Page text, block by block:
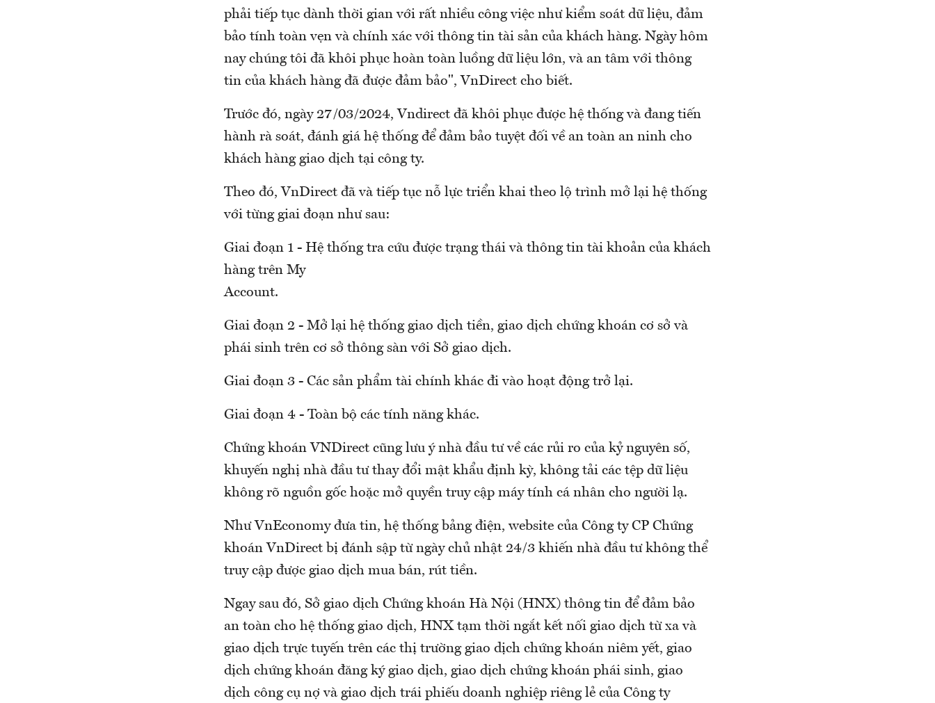
phải tiếp tục dành thời gian với rất nhiều công việc như kiểm soát dữ liệu, đảm
bảo tính toàn vẹn và chính xác với thông tin tài sản của khách hàng. Ngày hôm
nay chúng tôi đã khôi phục hoàn toàn luồng dữ liệu lớn, và an tâm với thông
tin của khách hàng đã được đảm bảo", VnDirect cho biết.
Trước đó, ngày 27/03/2024, Vndirect đã khôi phục được hệ thống và đang tiến
hành rà soát, đánh giá hệ thống để đảm bảo tuyệt đối về an toàn an ninh cho
khách hàng giao dịch tại công ty.
Theo đó, VnDirect đã và tiếp tục nỗ lực triển khai theo lộ trình mở lại hệ thống
với từng giai đoạn như sau:
Giai đoạn 1 - Hệ thống tra cứu được trạng thái và thông tin tài khoản của khách
hàng trên My
Account.
Giai đoạn 2 - Mở lại hệ thống giao dịch tiền, giao dịch chứng khoán cơ sở và
phái sinh trên cơ sở thông sàn với Sở giao dịch.
Giai đoạn 3 - Các sản phẩm tài chính khác đi vào hoạt động trở lại.
Giai đoạn 4 - Toàn bộ các tính năng khác.
Chứng khoán VNDirect cũng lưu ý nhà đầu tư về các rủi ro của kỷ nguyên số,
khuyến nghị nhà đầu tư thay đổi mật khẩu định kỳ, không tải các tệp dữ liệu
không rõ nguồn gốc hoặc mở quyền truy cập máy tính cá nhân cho người lạ.
Như VnEconomy đưa tin, hệ thống bảng điện, website của Công ty CP Chứng
khoán VnDirect bị đánh sập từ ngày chủ nhật 24/3 khiến nhà đầu tư không thể
truy cập được giao dịch mua bán, rút tiền.
Ngay sau đó, Sở giao dịch Chứng khoán Hà Nội (HNX) thông tin để đảm bảo
an toàn cho hệ thống giao dịch, HNX tạm thời ngắt kết nối giao dịch từ xa và
giao dịch trực tuyến trên các thị trường giao dịch chứng khoán niêm yết, giao
dịch chứng khoán đăng ký giao dịch, giao dịch chứng khoán phái sinh, giao
dịch công cụ nợ và giao dịch trái phiếu doanh nghiệp riêng lẻ của Công ty